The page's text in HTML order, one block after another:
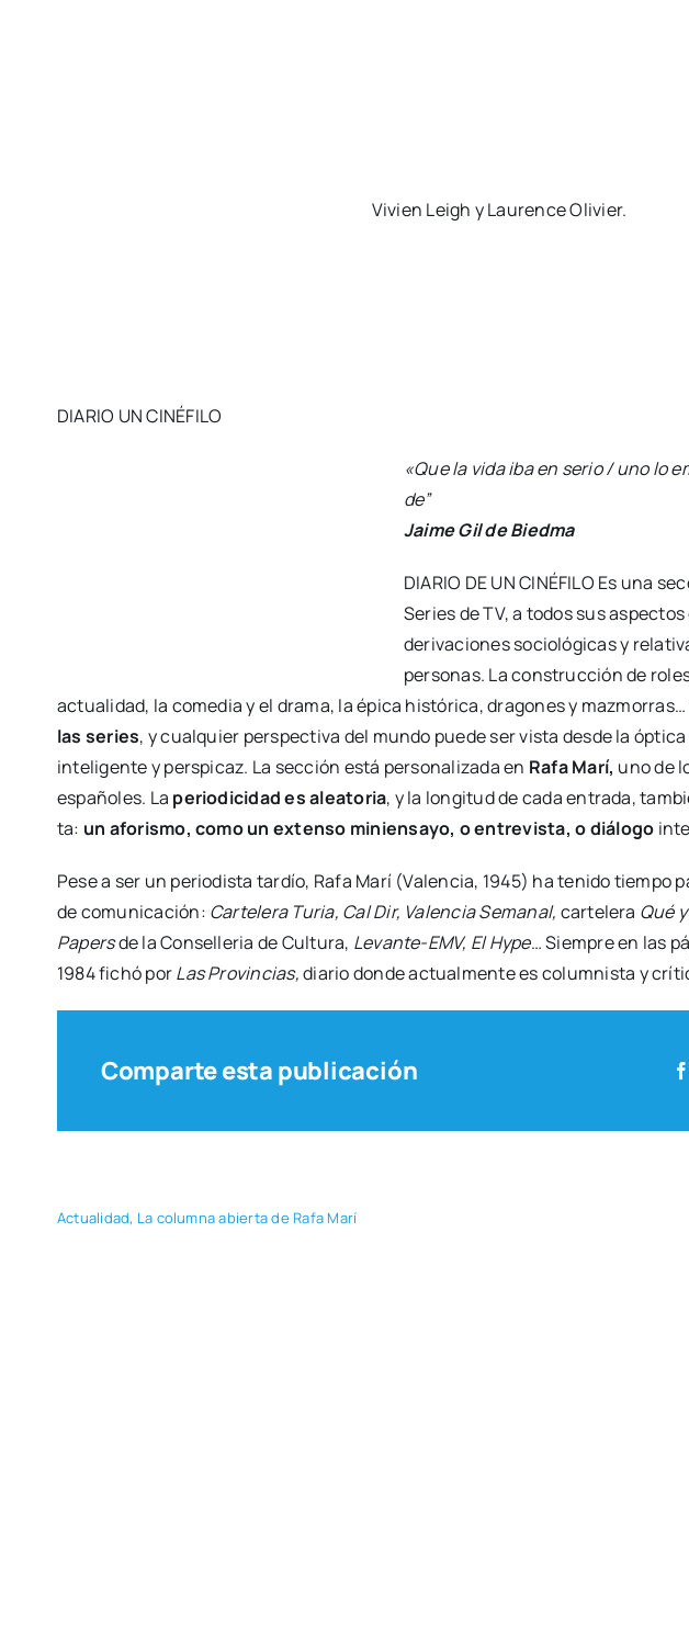
Vivien Leigh y Lau­ren­ce Oli­vier.
DIARIO UN CINÉFILO
uno lo empie­za a com­pren­der más tar­de”
los pero tam­bién a sus deri­va­cio­nes socio­ló­gi­cas y rela­ti­vas a la vida
ción de roles, las rela­cio­nes fami­lia­res, la actua­li­dad, la come­dia y el dra­ma,
Todo cabe en el mun­do de las series, y cual­quier pers­pec­ti­va
de la ópti­ca de un ciné­fi­lo, de un serió­fi­lo inte­li­gen­te y pers­pi­caz. La
Marí,uno de los últi­mos gran­des ciné­fi­los espa­ño­les. Laperio­di­ci­dad es
entra­da, tam­bién. Pue­de ser tan­to muy cor­ta: un afo­ris­mo, como un
diá­lo­gointe­rior.
Pese a ser un perio­dis­ta tar­dío, Rafa Marí (Valen­cia, 1945) ha teni­do tiem­po
Papersde la Con­se­lle­ria de Cul­tu­ra, Leva­n­­te-EMV, El Hype … Siem­pre en las
1984 fichó porLas Pro­vin­cias,dia­rio don­de actual­men­te es colum­nis­ta y
Comparte esta publicación